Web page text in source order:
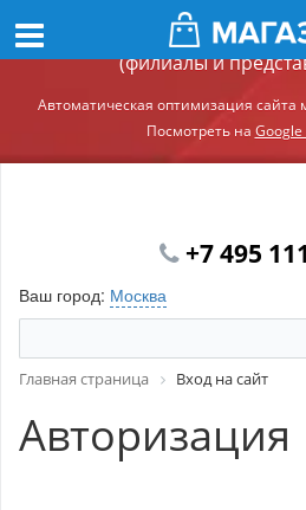
Демонстрационный сайт
(филиалы и
Автоматическая оптимизация сайта
Посмотреть на Google
+7 495
Ваш город: Москва
Главная страница Вход на сайт
Авторизация